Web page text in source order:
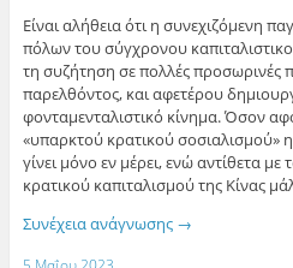
Είναι αλήθεια ότι η συνεχιζόμενη
πόλων του σύγχρονου
τη συζήτηση σε πολλές προσωρινές
παρελθόντος, και αφετέρου
φονταμενταλιστικό κίνημα. Όσον
«υπαρκτού κρατικού σοσιαλισμού»
γίνει μόνο εν μέρει, ενώ αντίθετα
κρατικού καπιταλισμού της Κίνας
Συνέχεια ανάγνωσης →